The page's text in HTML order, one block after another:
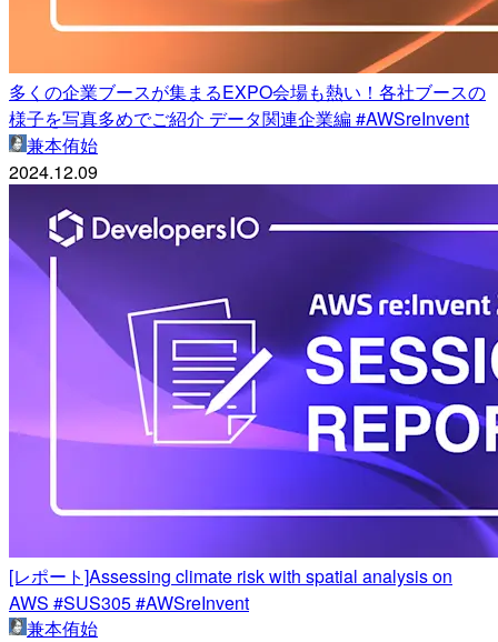
多くの企業ブースが集まるEXPO会場も熱い！各社ブースの
様子を写真多めでご紹介 データ関連企業編 #AWSreInvent
兼本侑始
2024.12.09
[レポート]Assessing climate risk with spatial analysis on
AWS #SUS305 #AWSreInvent
兼本侑始